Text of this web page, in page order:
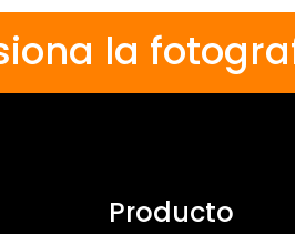
la
Producto